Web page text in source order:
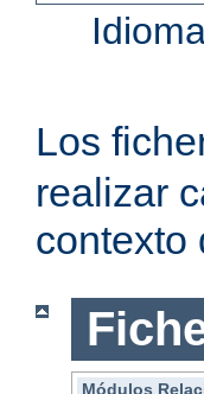
Los
realizar
contexto
Módulos